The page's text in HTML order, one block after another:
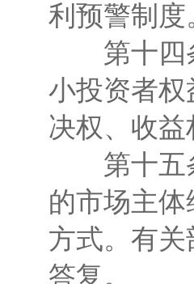
利预警制度
第十四条
小投资者
决权、收
第十五条
的市场主
方式。有
答复。